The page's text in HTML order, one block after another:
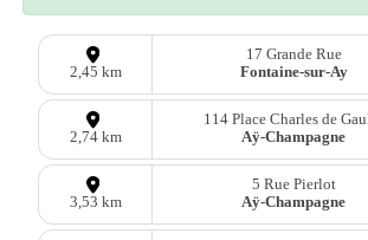
2,45 km
17 Grande Rue
Fontaine-sur-Ay
2,74 km
114 Place Charles de
Aÿ-Champagne
3,53 km
5 Rue Pierlot
Aÿ-Champagne